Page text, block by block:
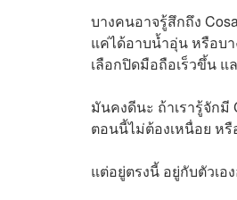
บางคนอาจรู้สึกถึง
แค่ได้อาบน้ำอุ่น หรือบ
เลือกปิดมือถือเร็วขึ้น แ
มันคงดีนะ ถ้าเรารู้จักมี
ตอนนี้ไม่ต้องเหนื่อย ห
แต่อยู่ตรงนี้ อยู่กับตัวเอ